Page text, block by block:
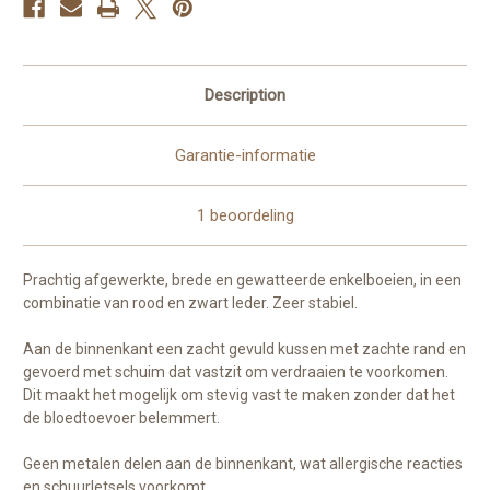
Description
Garantie-informatie
1 beoordeling
Prachtig afgewerkte, brede en gewatteerde enkelboeien, in een
combinatie van rood en zwart leder. Zeer stabiel.
Aan de binnenkant een zacht gevuld kussen met zachte rand en
gevoerd met schuim dat vastzit om verdraaien te voorkomen.
Dit maakt het mogelijk om stevig vast te maken zonder dat het
de bloedtoevoer belemmert.
Geen metalen delen aan de binnenkant, wat allergische reacties